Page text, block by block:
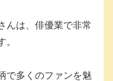
んは、俳優業で非常
。
で多くのファンを魅